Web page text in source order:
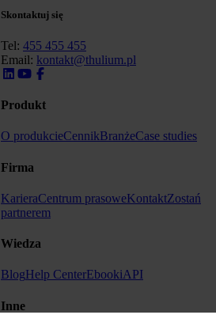
Skontaktuj się
Tel: 455 455 455
Email: kontakt@thulium.pl
Produkt
O produkcieCennikBranżeCase studies
Firma
KarieraCentrum prasoweKontaktZostań
partnerem
Wiedza
BlogHelp CenterEbookiAPI
Inne